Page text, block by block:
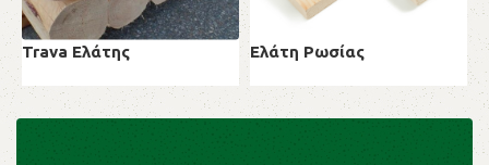
Trava Ελάτης
Μαλακή ξυλεία
Ελάτη Ρωσίας
Μαλακή ξυλεία